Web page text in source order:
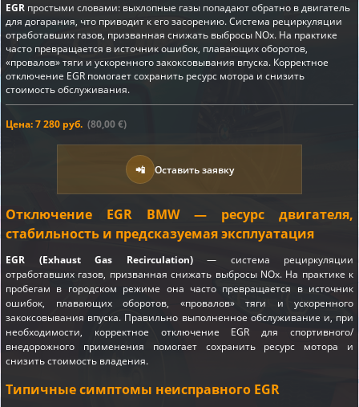
EGR простыми словами: выхлопные газы попадают обратно в двигатель
для догарания, что приводит к его засорению. Система рециркуляции
отработавших газов, призванная снижать выбросы NOx. На практике
часто превращается в источник ошибок, плавающих оборотов,
«провалов» тяги и ускоренного закоксовывания впуска. Корректное
отключение EGR помогает сохранить ресурс мотора и снизить
стоимость обслуживания.
Цена: 7 280 руб. (80,00 €)
📲 Оставить заявку
Отключение EGR BMW — ресурс двигателя,
стабильность и предсказуемая эксплуатация
EGR (Exhaust Gas Recirculation)— система рециркуляции
отработавших газов, призванная снижать выбросы NOx. На практике к
пробегам в городском режиме она часто превращается в источник
ошибок, плавающих оборотов, «провалов» тяги и ускоренного
закоксовывания впуска. Правильно выполненное обслуживание и, при
необходимости, корректное отключение EGR для спортивного/
внедорожного применения помогает сохранить ресурс мотора и
снизить стоимость владения.
Типичные симптомы неисправного EGR